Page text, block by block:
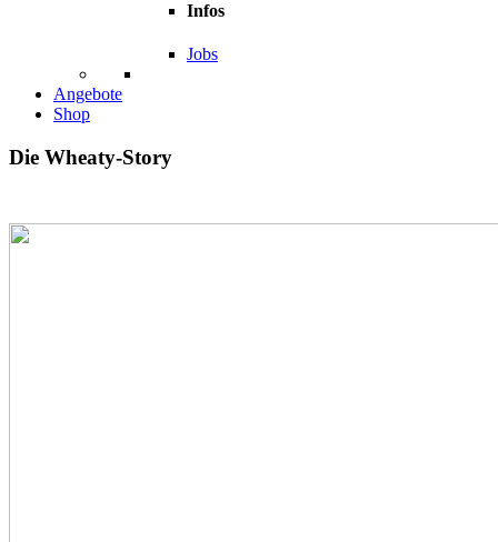
Infos
Jobs
Angebote
Shop
Die Wheaty-Story